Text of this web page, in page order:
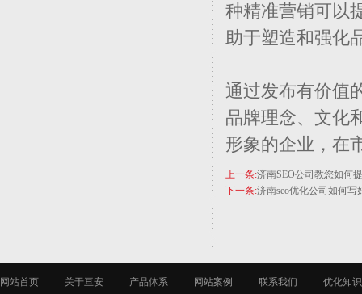
种精准营销可以
助于塑造和强化
通过发布有价值
品牌理念、文化
形象的企业，在
上一条:济南SEO公司教您如何
下一条:济南seo优化公司如何写
网站首页 关于亘安 产品体系 网站案例 联系我们 优化知识